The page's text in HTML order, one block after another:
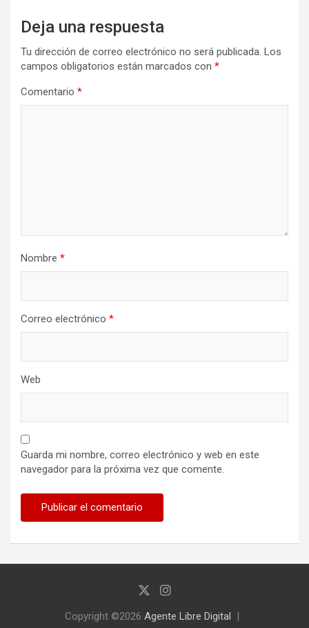
Deja una respuesta
Tu dirección de correo electrónico no será publicada. Los
campos obligatorios están marcados con *
Comentario *
Nombre *
Correo electrónico *
Web
Guarda mi nombre, correo electrónico y web en este
navegador para la próxima vez que comente.
Copyright ©2026 Agente Libre Digital